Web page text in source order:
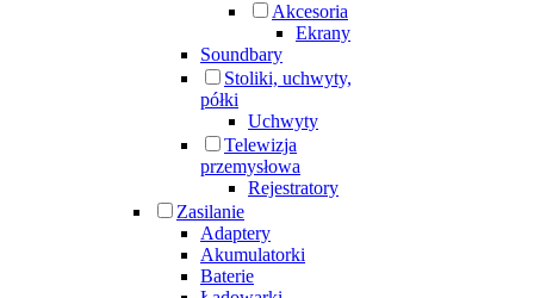
Akcesoria
Ekrany
Soundbary
Stoliki, uchwyty,
półki
Uchwyty
Telewizja
przemysłowa
Rejestratory
Zasilanie
Adaptery
Akumulatorki
Baterie